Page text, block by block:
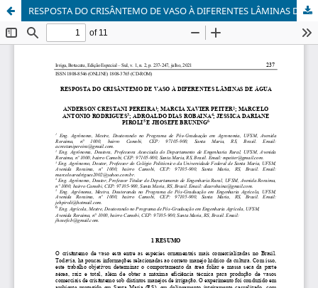
RESPOSTA DO CRISÂNTEMO DE VASO À DIFERENTES LÂMINAS DE ÁGUA